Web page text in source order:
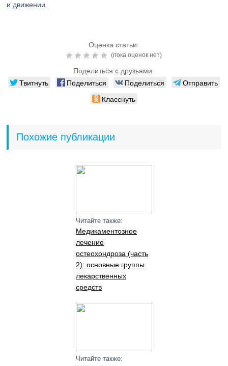
и движении.
Оценка статьи:
(пока оценок нет)
Поделиться с друзьями:
Твитнуть Поделиться Поделиться
Отправить
Класснуть
Похожие публикации
Читайте также:
Медикаментозное
лечение
остеохондроза (часть
2): основные группы
лекарственных
средств
Читайте также: